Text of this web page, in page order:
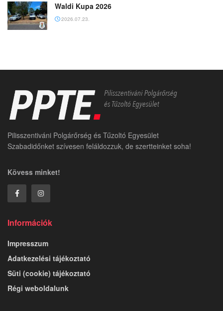
Waldi Kupa 2026
2026.07.23.
Pilisszentiváni Polgárőrség és Tűzoltó Egyesület
Szabadidőnket szívesen feláldozzuk, de szertteinket soha!
Kövess minket!
Információk
Impresszum
Adatkezelési tájékoztató
Süti (cookie) tájékoztató
Régi weboldalunk